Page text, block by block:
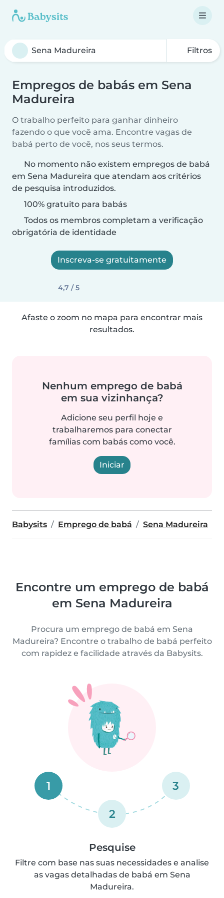
Filtros
Empregos de babás em Sena
Madureira
O trabalho perfeito para ganhar dinheiro
fazendo o que você ama. Encontre vagas de
babá perto de você, nos seus termos.
No momento não existem empregos de babá
em Sena Madureira que atendam aos critérios
de pesquisa introduzidos.
100% gratuito para babás
Todos os membros completam a verificação
obrigatória de identidade
Inscreva-se gratuitamente
4,7 / 5
Afaste o zoom no mapa para encontrar mais
resultados.
Nenhum emprego de babá
em sua vizinhança?
Adicione seu perfil hoje e
trabalharemos para conectar
famílias com babás como você.
Iniciar
Babysits Emprego de babá Sena Madureira
Encontre um emprego de babá
em Sena Madureira
Procura um emprego de babá em Sena
Madureira? Encontre o trabalho de babá perfeito
com rapidez e facilidade através da Babysits.
1
2
3
Pesquise
Filtre com base nas suas necessidades e analise
as vagas detalhadas de babá em Sena
Madureira.